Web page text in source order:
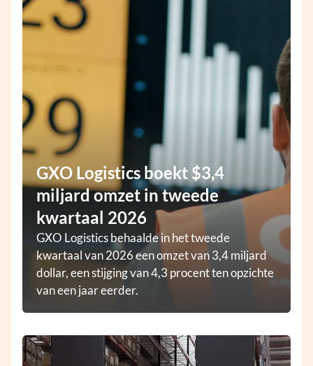
GXO Logistics boekt $3,4
miljard omzet in tweede
kwartaal 2026
GXO Logistics behaalde in het tweede
kwartaal van 2026 een omzet van 3,4 miljard
dollar, een stijging van 4,3 procent ten opzichte
van een jaar eerder.